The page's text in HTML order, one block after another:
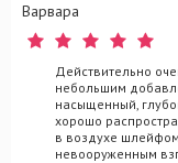
Варвара
Действительно
небольшим
насыщенный,
хорошо
в воздухе
невооруженным